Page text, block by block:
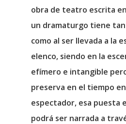
obra de teatro escrita
un dramaturgo tiene
como al ser llevada a la
elenco, siendo en la
efímero e intangible
preserva en el tiempo
espectador, esa puesta
podrá ser narrada a